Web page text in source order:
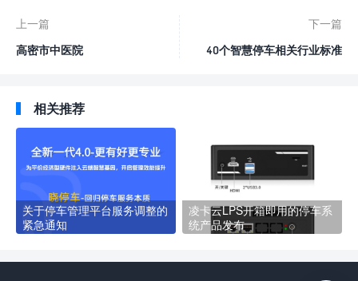
上一篇
高密市中医院
下一篇
40个智慧停车相关行业标准
相关推荐
关于停车管理平台服务调整的
紧急通知
凌卡云LPS开箱即用的停车系
统产品发布